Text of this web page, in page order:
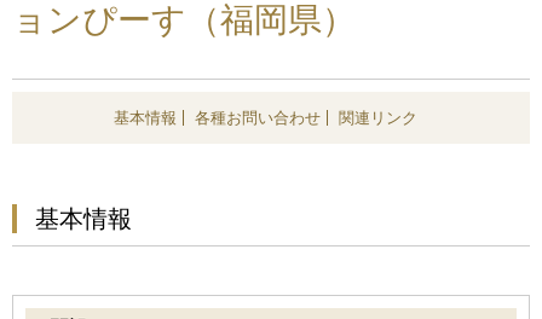
ョンぴーす（福岡県）
基本情報 各種お問い合わせ 関連リンク
基本情報